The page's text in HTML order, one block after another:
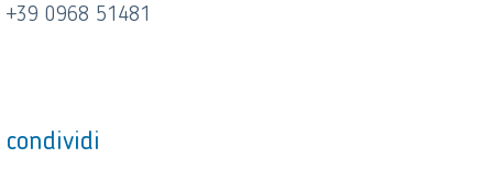
+39 0968 51481
condividi